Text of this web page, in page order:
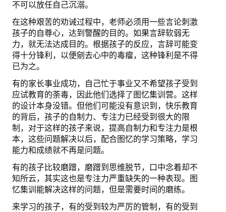
不可以放任自己沉溺。
在这种艰苦的劝诫过程中，老师必须用一些言论刺激
孩子的自尊心，达到警醒的目的。如果言辞软弱无
力，就无法达成目的。根据孩子的反应，言辞可能变
得十分锋利，以便剜去心中的毒瘤，这种锋利是不得
已为之。
有的家长事业成功，自己忙于事业又不希望孩子受到
应试教育的荼毒，因此他们选择了图忆集训营。这样
的设计本身没错。但他们可能没有意识到，快乐教育
的背后，孩子的自制力、专注力已经受到很大的限
制，对于这样的孩子来说，提高自制力和专注力是根
本，这些问题解决以后，配合图忆的学习策略，学习
能力和成绩就不再是问题。
有的孩子比较磨蹭，磨蹭到思维脱节，口中念着却不
知所云，其实这也是专注力严重缺失的一种表现。图
忆集训能解决这样的问题，但是需要时间的磨练。
来学习的孩子，有的受到较为严厉的管制，有的受到